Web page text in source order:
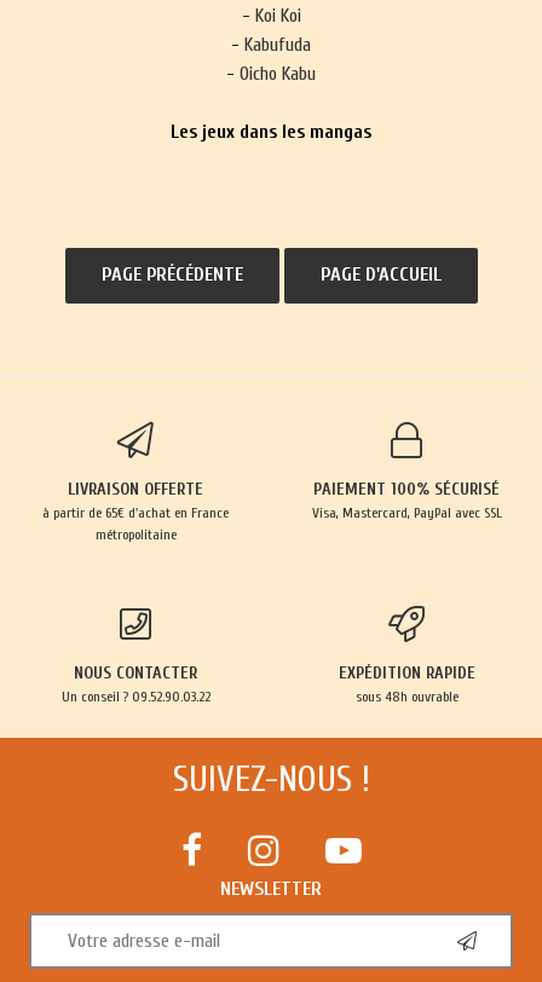
- Koi Koi
- Kabufuda
- Oicho Kabu
Les jeux dans les mangas
LIVRAISON OFFERTE
à partir de 65€ d'achat en France
métropolitaine
PAIEMENT 100% SÉCURISÉ
Visa, Mastercard, PayPal avec SSL
NOUS CONTACTER
Un conseil ? 09.52.90.03.22
EXPÉDITION RAPIDE
sous 48h ouvrable
SUIVEZ-NOUS !
NEWSLETTER